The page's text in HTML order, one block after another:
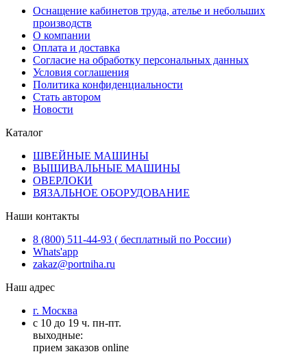
Оснащение кабинетов труда, ателье и небольших
производств
О компании
Оплата и доставка
Согласие на обработку персональных данных
Условия соглашения
Политика конфиденциальности
Стать автором
Новости
Каталог
ШВЕЙНЫЕ МАШИНЫ
ВЫШИВАЛЬНЫЕ МАШИНЫ
ОВЕРЛОКИ
ВЯЗАЛЬНОЕ ОБОРУДОВАНИЕ
Наши контакты
8 (800) 511-44-93 ( бесплатный по России)
Whats'app
zakaz@portniha.ru
Наш адрес
г. Москва
с 10 до 19 ч. пн-пт.
выходные:
прием заказов online